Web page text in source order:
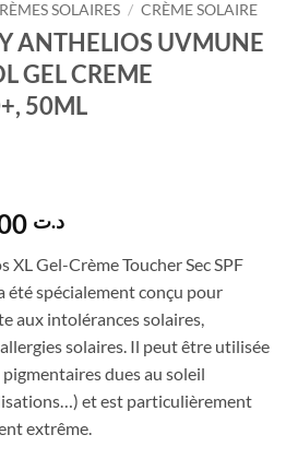
SOLAIRES / CRÈME SOLAIRE
ANTHELIOS UVMUNE
GEL CREME
50ML
د.ت 90,000.
د.تLe
actuel
est :
د.ت 72,000.
XL Gel-Crème Toucher Sec SPF
été spécialement conçu pour
aux intolérances solaires,
solaires. Il peut être utilisée
dues au soleil
et est particulièrement
extrême.